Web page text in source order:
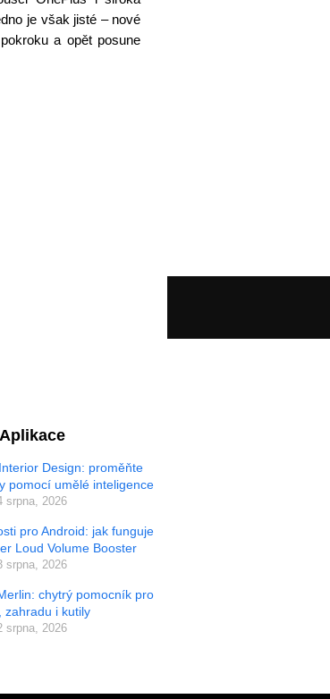
je však jisté – nové
a opět posune
Aplikace
Design: proměňte
pomocí umělé inteligence
srpna, 2026
pro Android: jak funguje
Loud Volume Booster
srpna, 2026
chytrý pomocník pro
zahradu i kutily
srpna, 2026